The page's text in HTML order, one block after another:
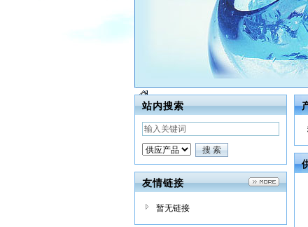
站内搜索
友情链接
暂无链接